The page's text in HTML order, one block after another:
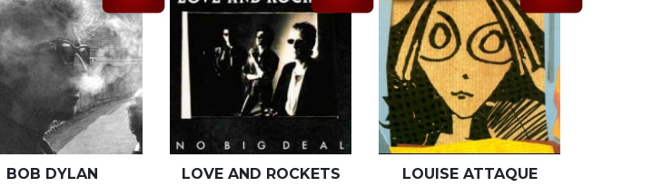
BOB DYLAN
LOVE AND ROCKETS
LOUISE ATTAQUE